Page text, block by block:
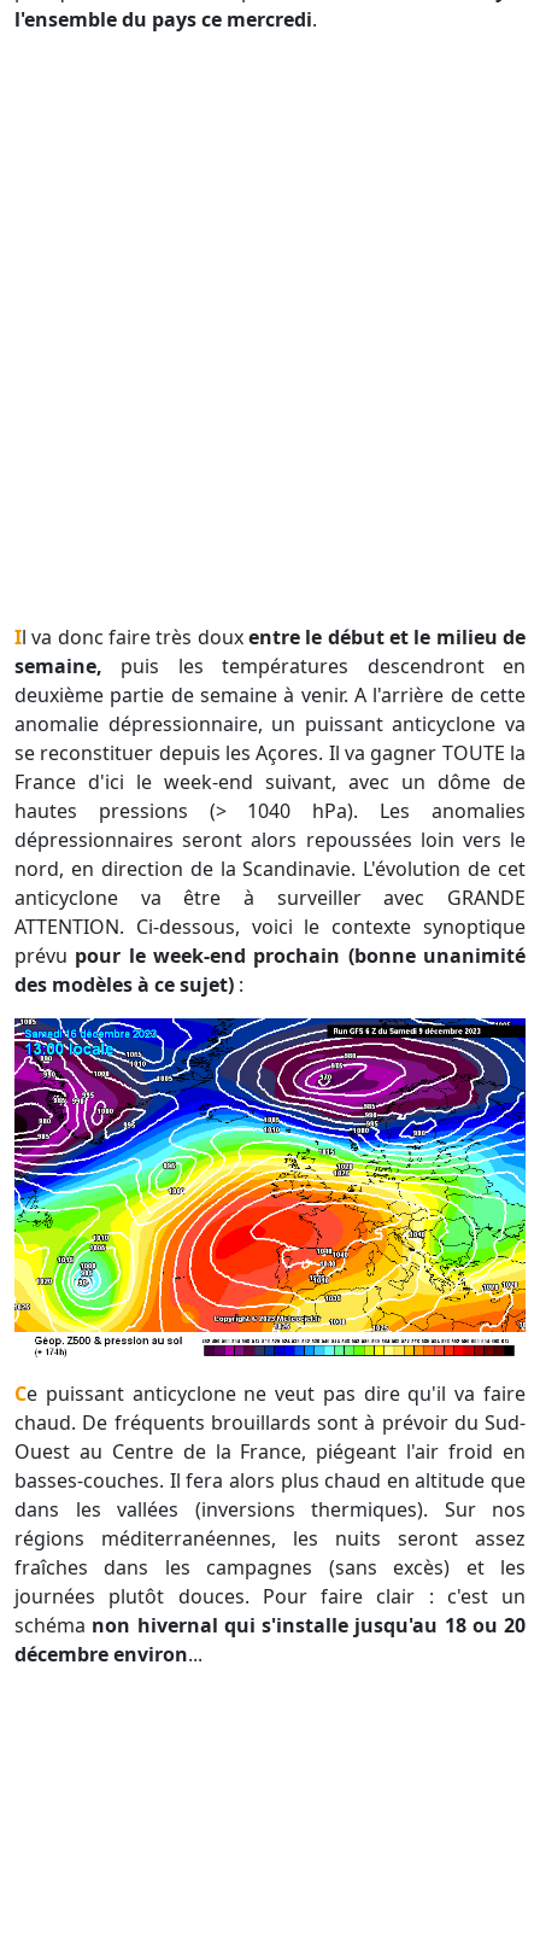
l'ensemble du pays ce mercredi.
Il va donc faire très douxentre le début et le milieu de
semaine, puis les températures descendront en
deuxième partie de semaine à venir. A l'arrière de cette
anomalie dépressionnaire, un puissant anticyclone va
se reconstituer depuis les Açores. Il va gagner TOUTE la
France d'ici le week-end suivant, avec un dôme de
hautes pressions (> 1040 hPa). Les anomalies
dépressionnaires seront alors repoussées loin vers le
nord, en direction de la Scandinavie. L'évolution de cet
anticyclone va être à surveiller avec GRANDE
ATTENTION. Ci-dessous, voici le contexte synoptique
prévu pour le week-end prochain (bonne unanimité
des modèles à ce sujet) :
Ce puissant anticyclone ne veut pas dire qu'il va faire
chaud. De fréquents brouillards sont à prévoir du Sud-
Ouest au Centre de la France, piégeant l'air froid en
basses-couches. Il fera alors plus chaud en altitude que
dans les vallées (inversions thermiques). Sur nos
régions méditerranéennes, les nuits seront assez
fraîches dans les campagnes (sans excès) et les
journées plutôt douces. Pour faire clair : c'est un
schéma non hivernal qui s'installe jusqu'au 18 ou 20
décembre environ...